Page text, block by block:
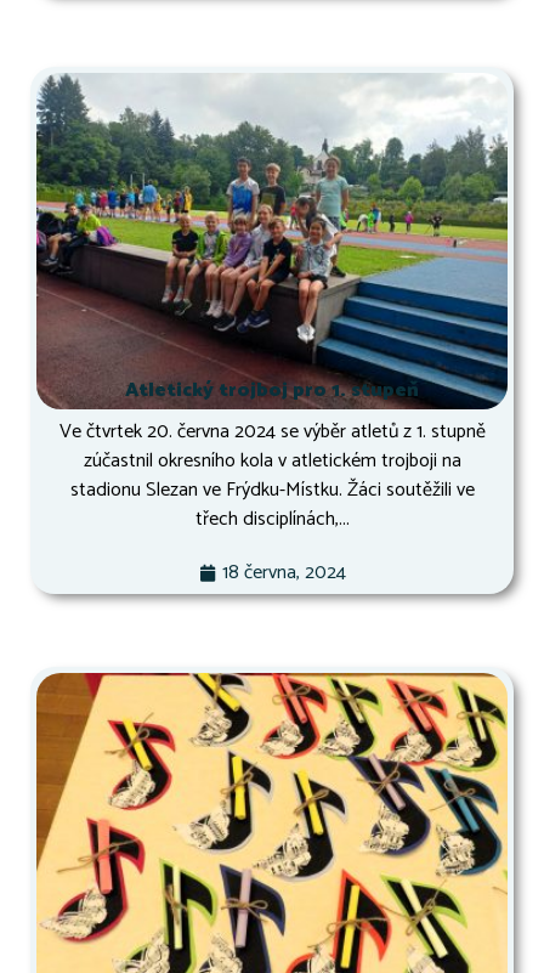
Atletický trojboj pro 1. stupeň
Ve čtvrtek 20. června 2024 se výběr atletů z 1. stupně
zúčastnil okresního kola v atletickém trojboji na
stadionu Slezan ve Frýdku-Místku. Žáci soutěžili ve
třech disciplínách,...
18 června, 2024